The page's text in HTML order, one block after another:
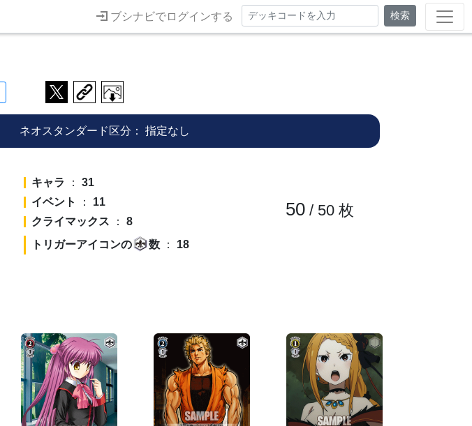
ブシナビでログインする 検索
ネオスタンダード区分： 指定なし
キャラ ： 31
イベント
： 11
クライマックス ： 8
トリガーアイコンの
数： 18
50/ 50枚